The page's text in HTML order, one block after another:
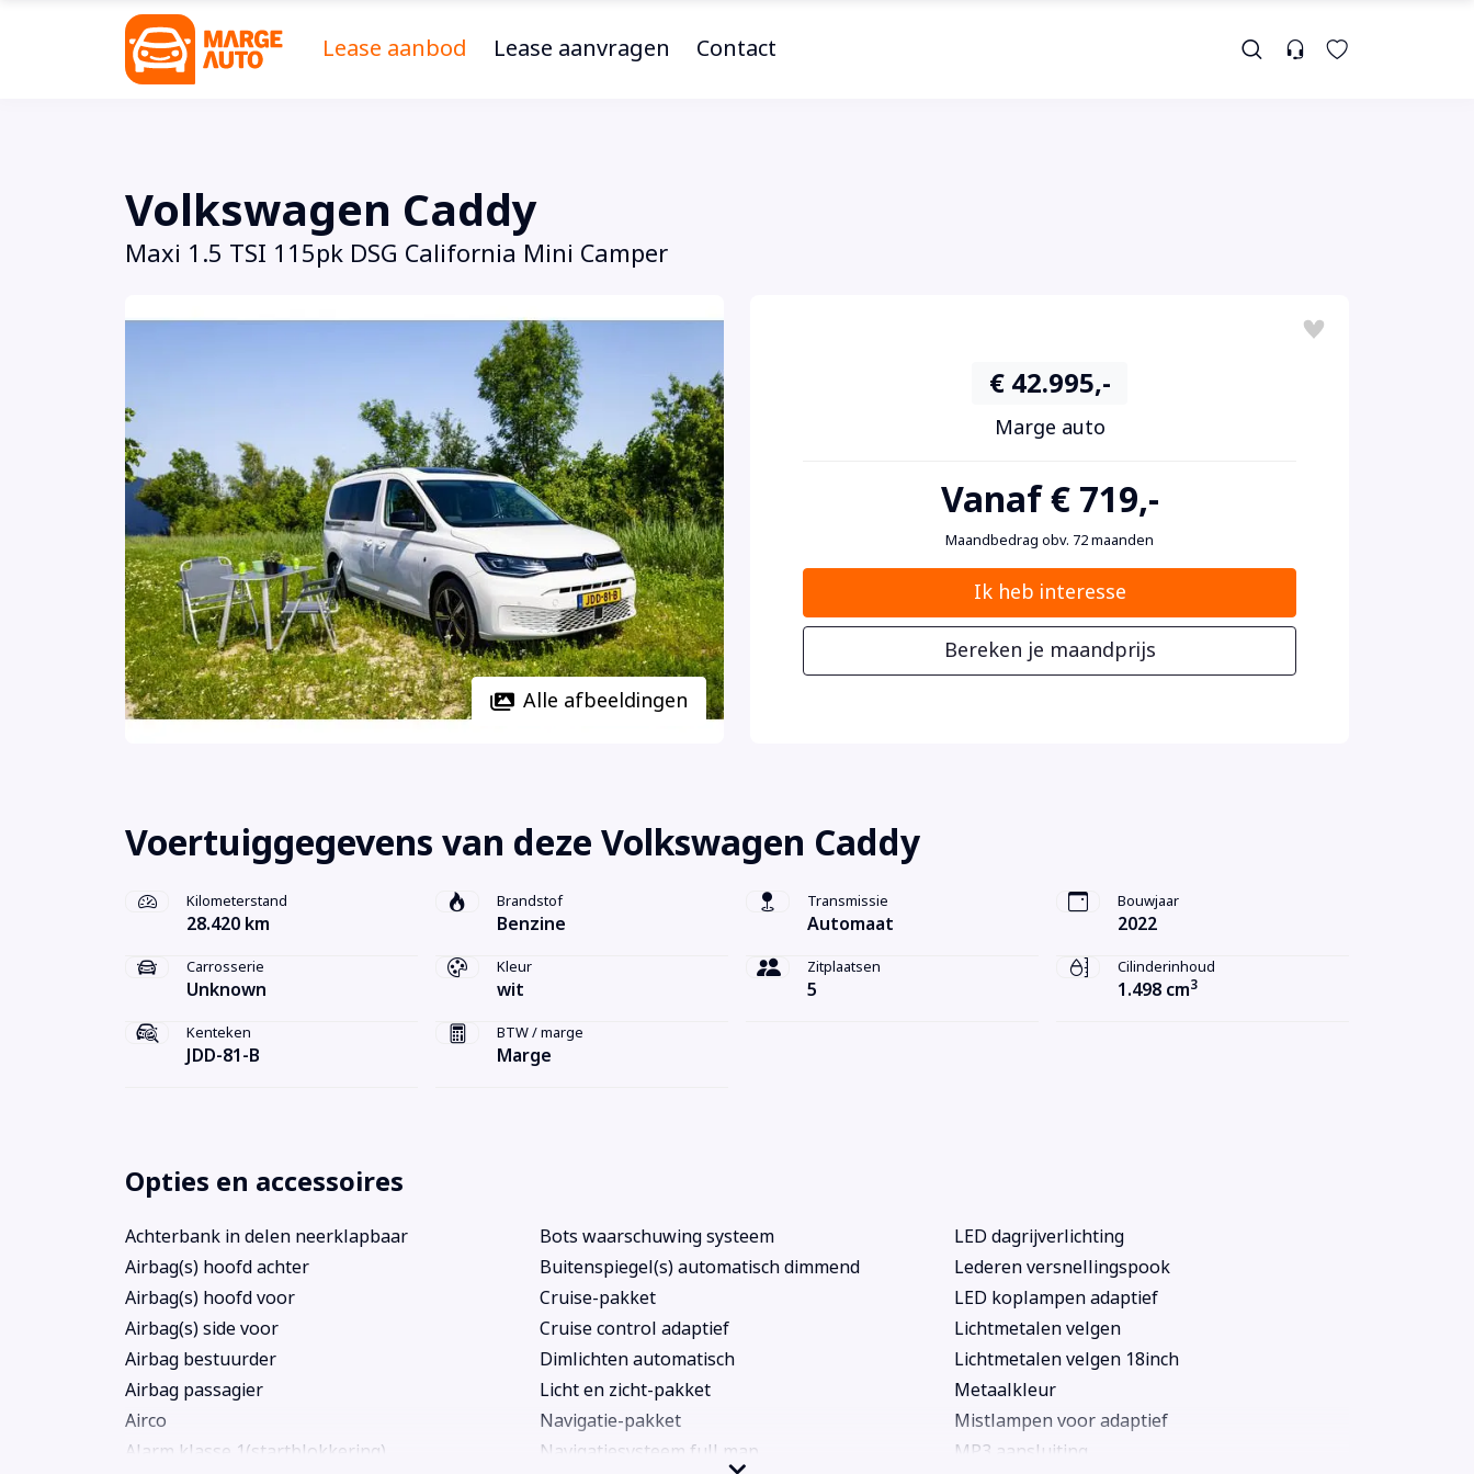
Lease aanbod Lease aanvragen Contact
Volkswagen Caddy
Maxi 1.5 TSI 115pk DSG California Mini Camper
Alle afbeeldingen
€ 42.995,-
Marge auto
Vanaf € 719,-
Maandbedrag obv. 72 maanden
Ik heb interesse
Bereken je maandprijs
Voertuiggegevens van deze Volkswagen Caddy
Kilometerstand
28.420 km
Brandstof
Benzine
Transmissie
Automaat
Bouwjaar
2022
Carrosserie
Unknown
Kleur
wit
Zitplaatsen
5
Cilinderinhoud
1.498 cm3
Kenteken
JDD-81-B
BTW / marge
Marge
Opties en accessoires
Achterbank in delen neerklapbaar
Airbag(s) hoofd achter
Airbag(s) hoofd voor
Airbag(s) side voor
Airbag bestuurder
Airbag passagier
Airco
Alarm klasse 1(startblokkering)
Bots waarschuwing systeem
Buitenspiegel(s) automatisch dimmend
Cruise-pakket
Cruise control adaptief
Dimlichten automatisch
Licht en zicht-pakket
Navigatie-pakket
Navigatiesysteem full map
LED dagrijverlichting
Lederen versnellingspook
LED koplampen adaptief
Lichtmetalen velgen
Lichtmetalen velgen 18inch
Metaalkleur
Mistlampen voor adaptief
MP3 aansluiting